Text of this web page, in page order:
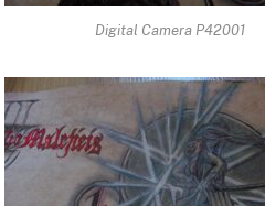
Digital Camera P42001